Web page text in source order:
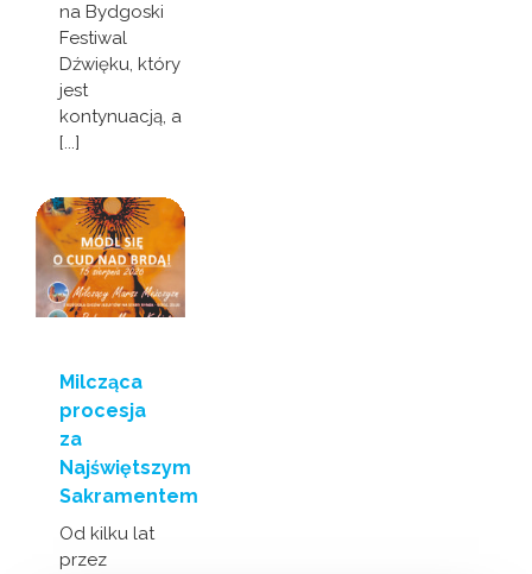
na Bydgoski
Festiwal
Dźwięku, który
jest
kontynuacją, a
[...]
Milcząca
procesja
za
Najświętszym
Sakramentem
Od kilku lat
przez